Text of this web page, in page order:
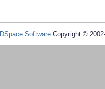
DSpace Software Copyright ©